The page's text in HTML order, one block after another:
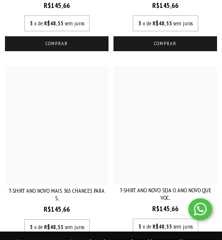
R$145,66
3 x de R$48,55 sem juros
COMPRAR
R$145,66
3 x de R$48,55 sem juros
COMPRAR
T-SHIRT ANO NOVO MAIS 365 CHANCES PARA
S...
R$145,66
3 x de R$48,55 sem juros
T-SHIRT ANO NOVO SEJA O ANO NOVO QUE
VOC...
R$145,66
3 x de R$48,55 sem juros